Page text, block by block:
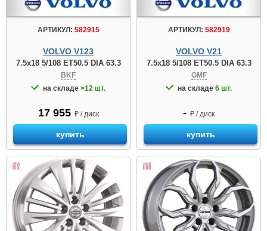
АРТИКУЛ: 582915
VOLVO V123
7.5x18 5/108 ET50.5 DIA 63.3
BKF
на складе >12 шт.
17 955 ₽ / диск
купить
АРТИКУЛ: 582919
VOLVO V21
7.5x18 5/108 ET50.5 DIA 63.3
GMF
на складе 6 шт.
- ₽ / диск
купить